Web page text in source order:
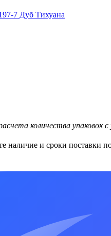
количества упаковок
наличие и сроки поставки